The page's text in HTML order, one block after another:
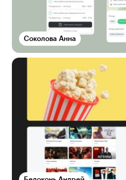
Соколова Анна